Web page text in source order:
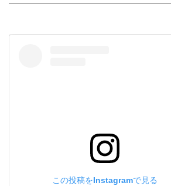
この投稿をInstagramで見る